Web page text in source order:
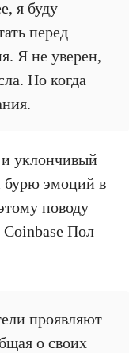
я буду
перед
Я не уверен,
Но когда
уклончивый
бурю эмоций в
поводу
Coinbase Пол
проявляют
о своих